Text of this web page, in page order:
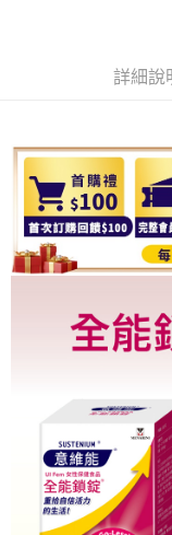
５．嚴禁一人註冊多個
恩沛科技股份有限公司
詳細說